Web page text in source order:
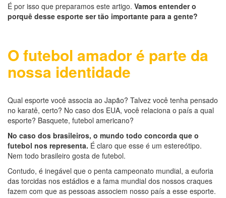
É por isso que preparamos este artigo. Vamos entender o
porquê desse esporte ser tão importante para a gente?
O futebol amador é parte da
nossa identidade
Qual esporte você associa ao Japão? Talvez você tenha pensado
no karatê, certo? No caso dos EUA, você relaciona o país a qual
esporte? Basquete, futebol americano?
No caso dos brasileiros, o mundo todo concorda que o
futebol nos representa. É claro que esse é um estereótipo.
Nem todo brasileiro gosta de futebol.
Contudo, é inegável que o penta campeonato mundial, a euforia
das torcidas nos estádios e a fama mundial dos nossos craques
fazem com que as pessoas associem nosso país a esse esporte.